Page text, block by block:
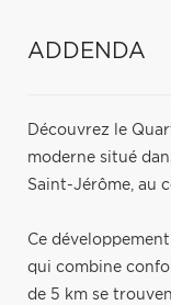
ADDENDA
Découvrez le
moderne situé
Saint-Jérôme, au
Ce
qui combine
de 5 km se